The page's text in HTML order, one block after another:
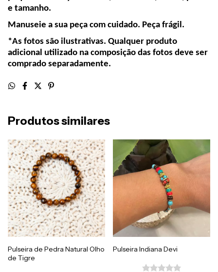
e tamanho.
Manuseie a sua peça com cuidado. Peça frágil.
*As fotos são ilustrativas. Qualquer produto
adicional utilizado na composição das fotos deve ser
comprado separadamente.
Produtos similares
Pulseira de Pedra Natural Olho
de Tigre
Pulseira Indiana Devi